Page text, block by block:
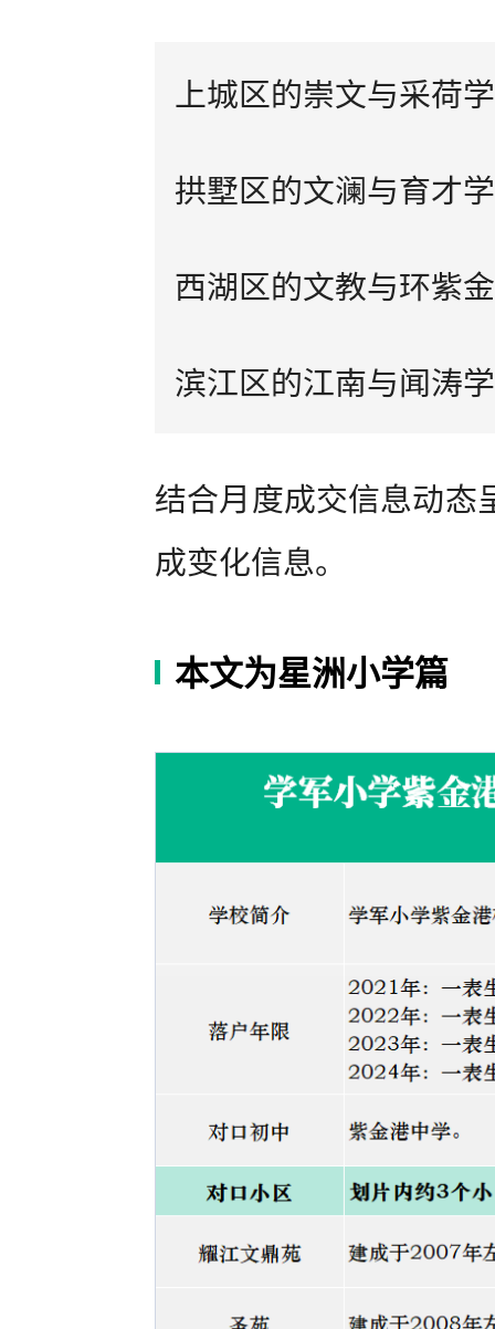
上城区的崇文与采荷
拱墅区的文澜与育才
西湖区的文教与环紫
滨江区的江南与闻涛
结合月度成交信息动态
成变化信息。
本文为星洲小学篇